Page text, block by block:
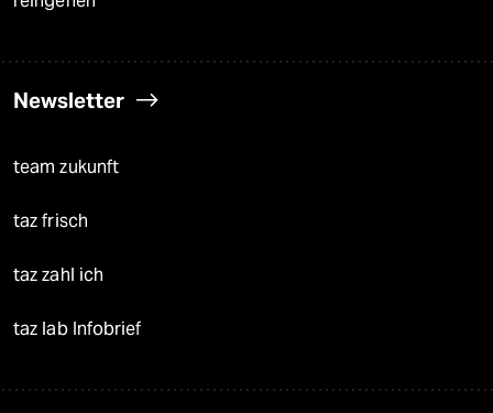
Newsletter
team zukunft
taz frisch
taz zahl ich
taz lab Infobrief